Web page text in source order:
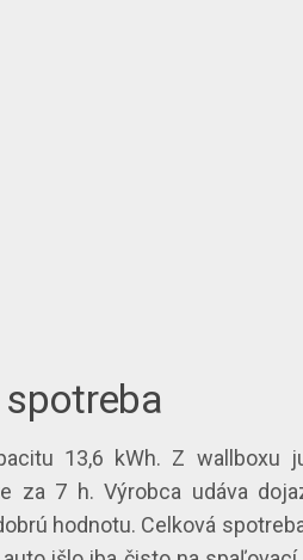
spotreba
13,6 kWh. Z wallboxu
za 7 h. Výrobca udáva
hodnotu. Celková